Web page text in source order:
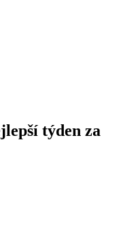
týden za